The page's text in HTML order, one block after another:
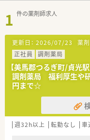
1 件の薬剤師求人
更新日： 2026/07/23 薬
正社員
調剤薬局
【美馬郡つるぎ町/貞光
調剤薬局 福利厚生や
円まで☆
週32h以上 転勤なし 車